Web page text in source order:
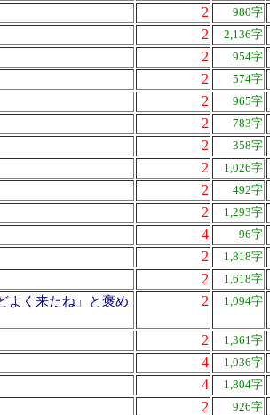
2 980字
2 2,136字
2 954字
2 574字
2 965字
2 783字
2 358字
2 1,026字
2 492字
2 1,293字
4 96字
2 1,818字
2 1,618字
よく来たね」と褒め
2 1,094字
2 1,361字
4 1,036字
4 1,804字
2 926字